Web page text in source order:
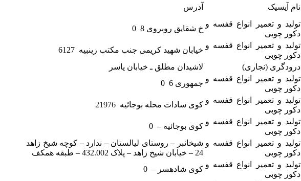
نام آیسیک آدرس
تولید و تعمیر انواع قفسه و
دکور چوبی
خ شقایق روبروی 8 0
تولید و تعمیر انواع قفسه و
دکور چوبی
خیابان شهید کریمی جنب مکتب زینبیه 6127
درودگری (نجاری)
لاشیدان مطلق ـ خیابان یاسر
تولید و تعمیر انواع قفسه و
دکور چوبی
جمهوری 6 0
تولید و تعمیر انواع قفسه و
دکور چوبی
کوی سادات محله بوجائیه 21976
تولید و تعمیر انواع قفسه و
دکور چوبی
کوی بوجائیه – 0
تولید و تعمیر انواع قفسه و
دکور چوبی
شیخانبر – روستای لیالستان – ندارد – کوچه شیخ زاهد
24 – خیابان شیخ زاهد – پلاک 432.002 – طبقه همکف
تولید و تعمیر انواع قفسه و
دکور چوبی
کوی شادهسر – 0